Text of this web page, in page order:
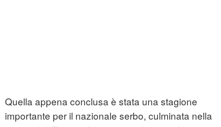
Quella appena conclusa è stata una stagione
importante per il nazionale serbo, culminata nella